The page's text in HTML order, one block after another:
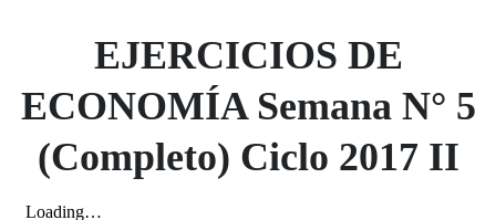
EJERCICIOS DE
ECONOMÍA Semana N° 5
(Completo) Ciclo 2017 II